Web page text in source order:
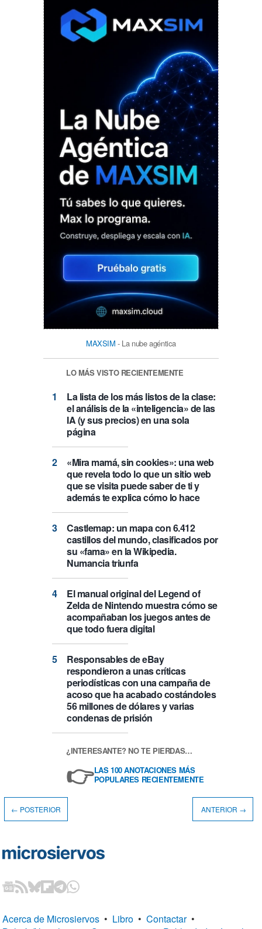
MAXSIM - La nube agéntica
LO MÁS VISTO RECIENTEMENTE
La lista de los más listos de la clase:
el análisis de la «inteligencia» de las
IA (y sus precios) en una sola
página
«Mira mamá, sin cookies»: una web
que revela todo lo que un sitio web
que se visita puede saber de ti y
además te explica cómo lo hace
Castlemap: un mapa con 6.412
castillos del mundo, clasificados por
su «fama» en la Wikipedia.
Numancia triunfa
El manual original del Legend of
Zelda de Nintendo muestra cómo se
acompañaban los juegos antes de
que todo fuera digital
Responsables de eBay
respondieron a unas críticas
periodísticas con una campaña de
acoso que ha acabado costándoles
56 millones de dólares y varias
condenas de prisión
¿INTERESANTE? NO TE PIERDAS…
👉LAS 100 ANOTACIONES MÁS
POPULARES RECIENTEMENTE
← POSTERIOR ANTERIOR →
Acerca de Microsiervos • Libro • Contactar •